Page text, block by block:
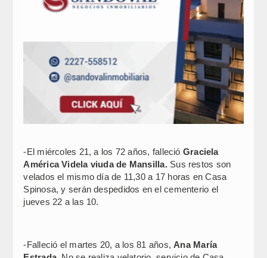
-El miércoles 21, a los 72 años, falleció Graciela
América Videla viuda de Mansilla. Sus restos son
velados el mismo día de 11,30 a 17 horas en Casa
Spinosa, y serán despedidos en el cementerio el
jueves 22 a las 10.
-Falleció el martes 20, a los 81 años,Ana María